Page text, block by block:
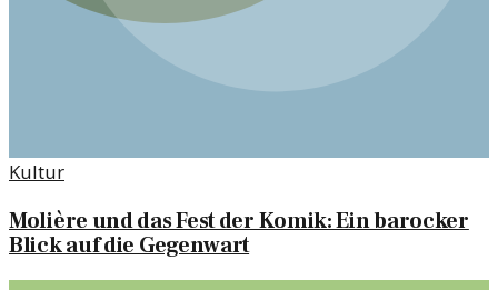
Kultur
Molière und das Fest der Komik: Ein barocker
Blick auf die Gegenwart